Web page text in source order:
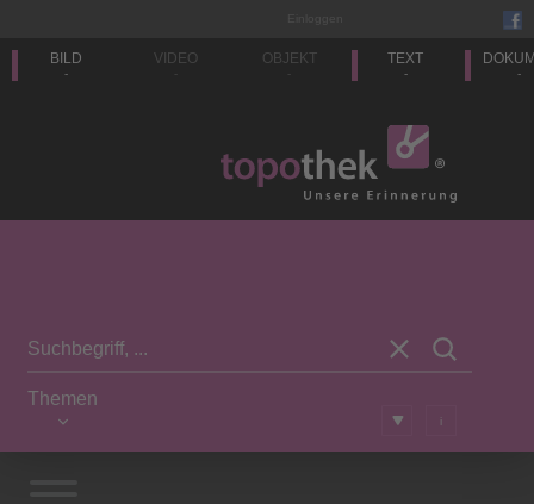
BILD
-
VIDEO
-
OBJEKT
-
TEXT
- -
Themen
i